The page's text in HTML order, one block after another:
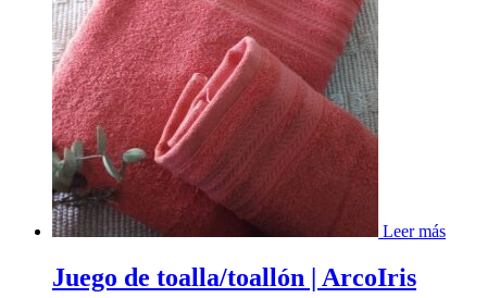
Leer más
Juego de toalla/toallón | ArcoIris